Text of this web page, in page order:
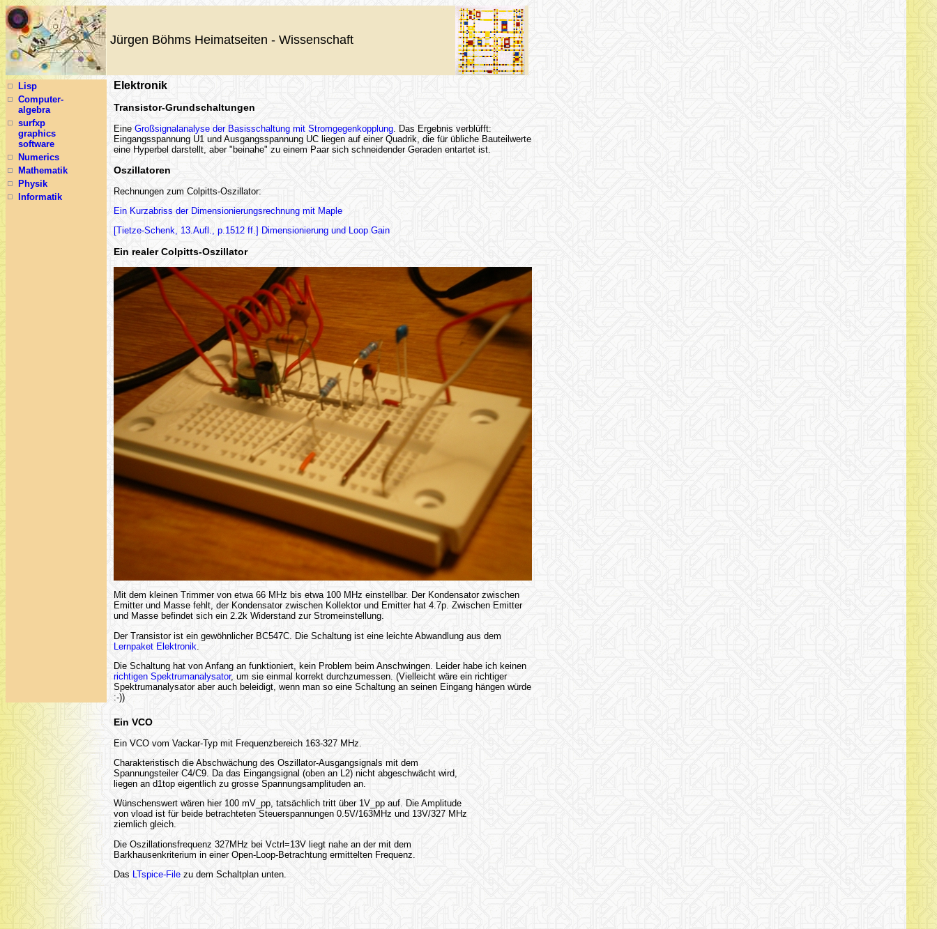
Jürgen Böhms Heimatseiten - Wissenschaft
Lisp
Computer-
algebra
surfxp
graphics
software
Numerics
Mathematik
Physik
Informatik
Elektronik
Transistor-Grundschaltungen
Eine Großsignalanalyse der Basisschaltung mit Stromgegenkopplung . Das Ergebnis verblüfft:
Eingangsspannung U1 und Ausgangsspannung UC liegen auf einer Quadrik, die für übliche Bauteilwerte
eine Hyperbel darstellt, aber "beinahe" zu einem Paar sich schneidender Geraden entartet ist.
Oszillatoren
Rechnungen zum Colpitts-Oszillator:
Ein Kurzabriss der Dimensionierungsrechnung mit Maple
[Tietze-Schenk, 13.Aufl., p.1512 ff.] Dimensionierung und Loop Gain
Ein realer Colpitts-Oszillator
Mit dem kleinen Trimmer von etwa 66 MHz bis etwa 100 MHz einstellbar. Der Kondensator zwischen
Emitter und Masse fehlt, der Kondensator zwischen Kollektor und Emitter hat 4.7p. Zwischen Emitter
und Masse befindet sich ein 2.2k Widerstand zur Stromeinstellung.
Der Transistor ist ein gewöhnlicher BC547C. Die Schaltung ist eine leichte Abwandlung aus dem
Lernpaket Elektronik
Die Schaltung hat von Anfang an funktioniert, kein Problem beim Anschwingen. Leider habe ich keinen
richtigen Spektrumanalysator, um sie einmal korrekt durchzumessen. (Vielleicht wäre ein richtiger
Spektrumanalysator aber auch beleidigt, wenn man so eine Schaltung an seinen Eingang hängen würde
:-))
Ein VCO
Ein VCO vom Vackar-Typ mit Frequenzbereich 163-327 MHz.
Charakteristisch die Abschwächung des Oszillator-Ausgangsignals mit dem
Spannungsteiler C4/C9. Da das Eingangsignal (oben an L2) nicht abgeschwächt wird,
liegen an d1top eigentlich zu grosse Spannungsamplituden an.
Wünschenswert wären hier 100 mV_pp, tatsächlich tritt über 1V_pp auf. Die Amplitude
von vload ist für beide betrachteten Steuerspannungen 0.5V/163MHz und 13V/327 MHz
ziemlich gleich.
Die Oszillationsfrequenz 327MHz bei Vctrl=13V liegt nahe an der mit dem
Barkhausenkriterium in einer Open-Loop-Betrachtung ermittelten Frequenz.
Das LTspice-File zu dem Schaltplan unten.